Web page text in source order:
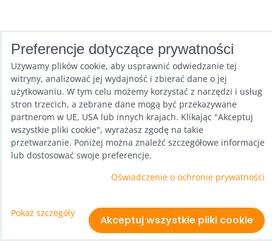
Preferencje dotyczące prywatności
Używamy plików cookie, aby usprawnić odwiedzanie tej
witryny, analizować jej wydajność i zbierać dane o jej
użytkowaniu. W tym celu możemy korzystać z narzędzi i usług
stron trzecich, a zebrane dane mogą być przekazywane
partnerom w UE, USA lub innych krajach. Klikając "Akceptuj
wszystkie pliki cookie", wyrażasz zgodę na takie
przetwarzanie. Poniżej można znaleźć szczegółowe informacje
lub dostosować swoje preferencje.
Oświadczenie o ochronie prywatności
Pokaż szczegóły
Akceptuj wszystkie pliki cookie